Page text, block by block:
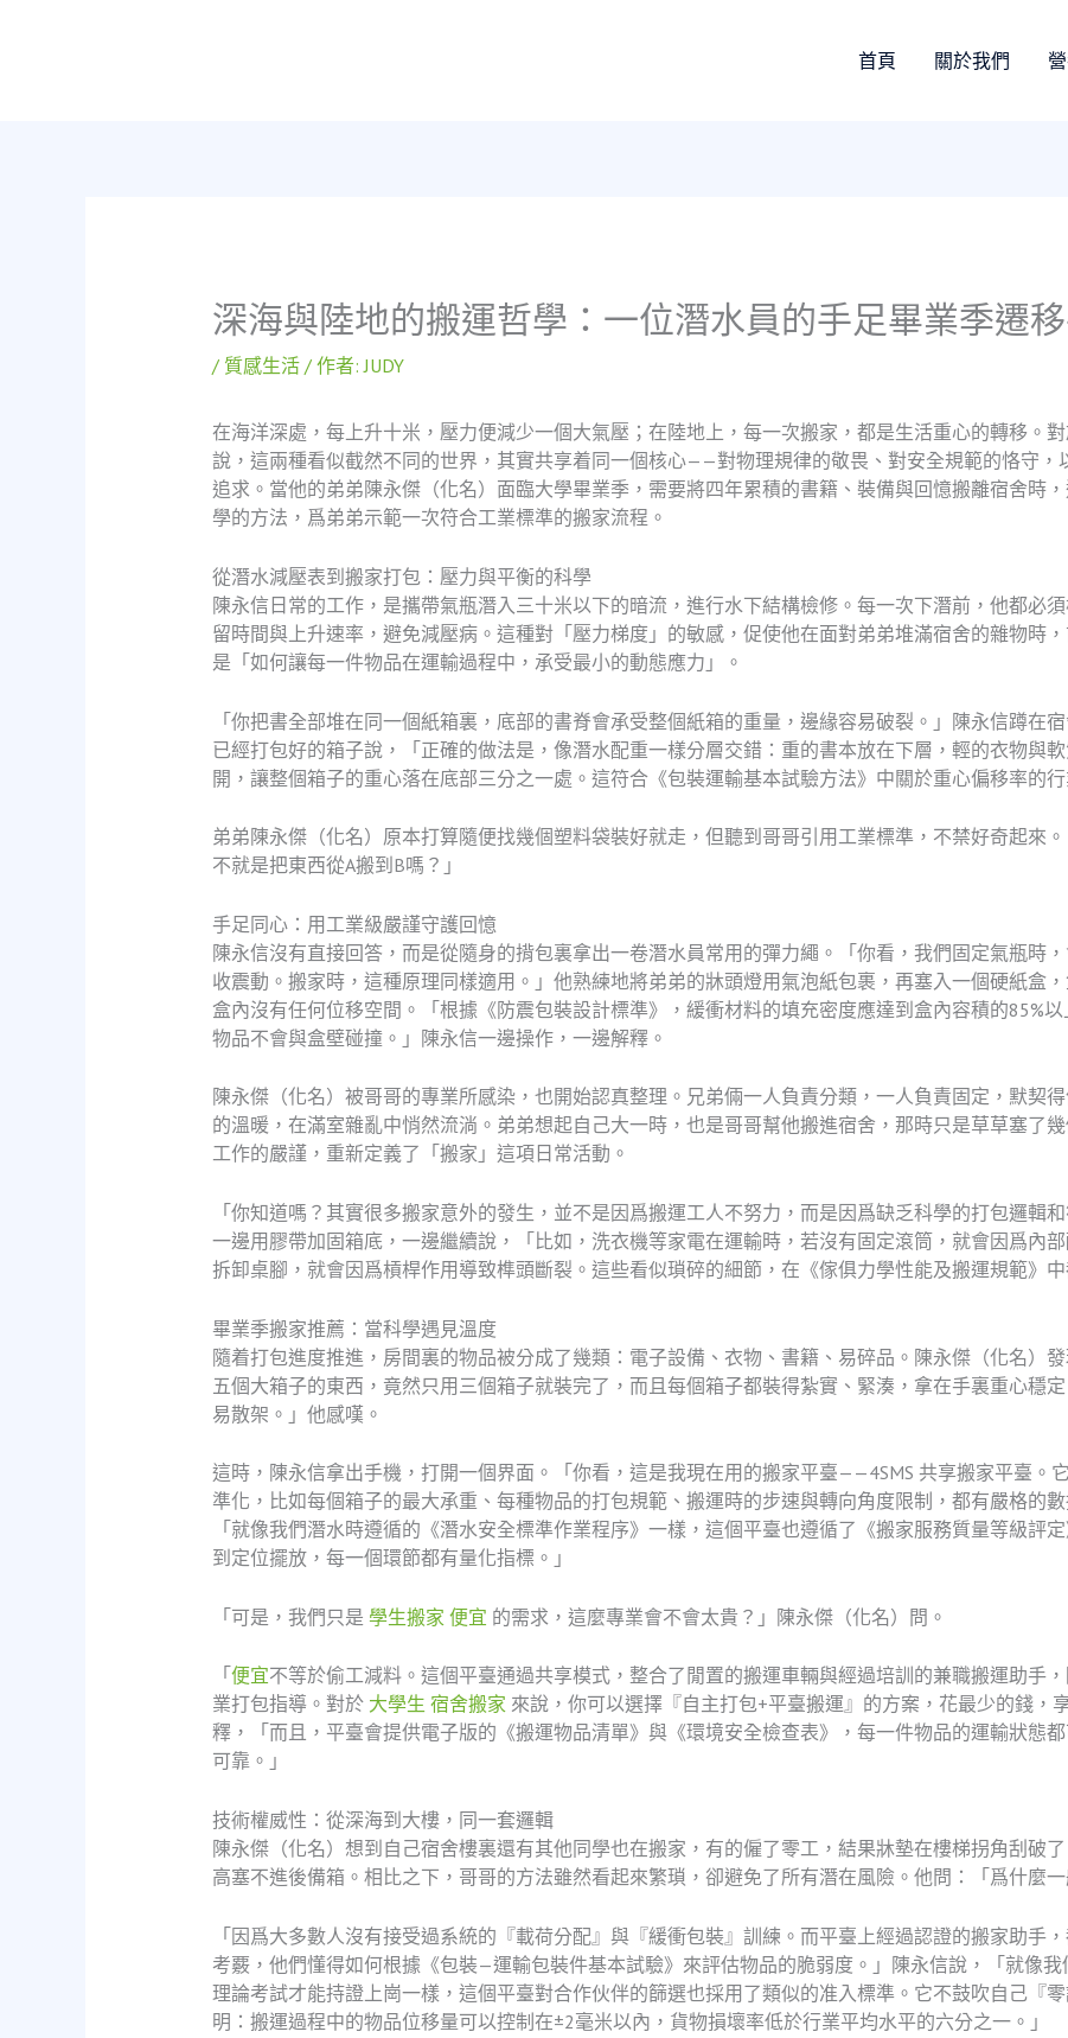
首頁 關於我們
深海與陸地的搬運哲學：一位潛水員的手足畢業季遷
/ 質感生活/ 作者:JUDY
在海洋深處，每上升十米，壓力便減少一個大氣壓；在陸地上，每一次搬家，都是生活重心的轉移。
說，這兩種看似截然不同的世界，其實共享着同一個核心——對物理規律的敬畏、對安全規範的恪守，
追求。當他的弟弟陳永傑（化名）面臨大學畢業季，需要將四年累積的書籍、裝備與回憶搬離宿舍時
學的方法，爲弟弟示範一次符合工業標準的搬家流程。
從潛水減壓表到搬家打包：壓力與平衡的科學
陳永信日常的工作，是攜帶氣瓶潛入三十米以下的暗流，進行水下結構檢修。每一次下潛前，他都必
留時間與上升速率，避免減壓病。這種對「壓力梯度」的敏感，促使他在面對弟弟堆滿宿舍的雜物時
是「如何讓每一件物品在運輸過程中，承受最小的動態應力」。
「你把書全部堆在同一個紙箱裏，底部的書脊會承受整個紙箱的重量，邊緣容易破裂。」陳永信蹲在
已經打包好的箱子說，「正確的做法是，像潛水配重一樣分層交錯：重的書本放在下層，輕的衣物與
開，讓整個箱子的重心落在底部三分之一處。這符合《包裝運輸基本試驗方法》中關於重心偏移率的行
弟弟陳永傑（化名）原本打算隨便找幾個塑料袋裝好就走，但聽到哥哥引用工業標準，不禁好奇起來
不就是把東西從A搬到B嗎？」
手足同心：用工業級嚴謹守護回憶
陳永信沒有直接回答，而是從隨身的揹包裏拿出一卷潛水員常用的彈力繩。「你看，我們固定氣瓶時
收震動。搬家時，這種原理同樣適用。」他熟練地將弟弟的牀頭燈用氣泡紙包裹，再塞入一個硬紙盒
盒內沒有任何位移空間。「根據《防震包裝設計標準》，緩衝材料的填充密度應達到盒內容積的85%
物品不會與盒壁碰撞。」陳永信一邊操作，一邊解釋。
陳永傑（化名）被哥哥的專業所感染，也開始認真整理。兄弟倆一人負責分類，一人負責固定，默契
的溫暖，在滿室雜亂中悄然流淌。弟弟想起自己大一時，也是哥哥幫他搬進宿舍，那時只是草草塞了
工作的嚴謹，重新定義了「搬家」這項日常活動。
「你知道嗎？其實很多搬家意外的發生，並不是因爲搬運工人不努力，而是因爲缺乏科學的打包邏輯
一邊用膠帶加固箱底，一邊繼續說，「比如，洗衣機等家電在運輸時，若沒有固定滾筒，就會因爲內
拆卸桌腳，就會因爲槓桿作用導致榫頭斷裂。這些看似瑣碎的細節，在《傢俱力學性能及搬運規範》中
畢業季搬家推薦：當科學遇見溫度
隨着打包進度推進，房間裏的物品被分成了幾類：電子設備、衣物、書籍、易碎品。陳永傑（化名）
五個大箱子的東西，竟然只用三個箱子就裝完了，而且每個箱子都裝得紮實、緊湊，拿在手裏重心穩
易散架。」他感嘆。
這時，陳永信拿出手機，打開一個界面。「你看，這是我現在用的搬家平臺——4SMS 共享搬家平臺。
準化，比如每個箱子的最大承重、每種物品的打包規範、搬運時的步速與轉向角度限制，都有嚴格的
「就像我們潛水時遵循的《潛水安全標準作業程序》一樣，這個平臺也遵循了《搬家服務質量等級評
到定位擺放，每一個環節都有量化指標。」
「可是，我們只是 學生搬家 便宜 的需求，這麼專業會不會太貴？」陳永傑（化名）問。
「 便宜不等於偷工減料。這個平臺通過共享模式，整合了閒置的搬運車輛與經過培訓的兼職搬運助手
業打包指導。對於 大學生 宿舍搬家 來說，你可以選擇『自主打包+平臺搬運』的方案，花最少的錢，
釋，「而且，平臺會提供電子版的《搬運物品清單》與《環境安全檢查表》，每一件物品的運輸狀態
可靠。」
技術權威性：從深海到大樓，同一套邏輯
陳永傑（化名）想到自己宿舍樓裏還有其他同學也在搬家，有的僱了零工，結果牀墊在樓梯拐角刮破
高塞不進後備箱。相比之下，哥哥的方法雖然看起來繁瑣，卻避免了所有潛在風險。他問：「爲什麼一
「因爲大多數人沒有接受過系統的『載荷分配』與『緩衝包裝』訓練。而平臺上經過認證的搬家助手
考覈，他們懂得如何根據《包裝—運輸包裝件基本試驗》來評估物品的脆弱度。」陳永信說，「就像
理論考試才能持證上崗一樣，這個平臺對合作伙伴的篩選也採用了類似的准入標準。它不鼓吹自己『
明：搬運過程中的物品位移量可以控制在±2毫米以內，貨物損壞率低於行業平均水平的六分之一。」